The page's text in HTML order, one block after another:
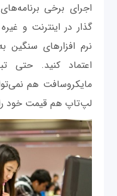
اجرای برخی
گذار در اینترنت و
نرم افزارهای سنگین
مایکروسافت هم
لپ‌تاپ هم قیمت خود